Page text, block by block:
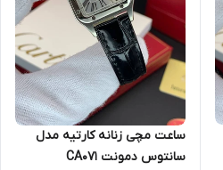
ساعت مچی زنانه کارتیه مدل
سانتوس دمونت CA0۷۱